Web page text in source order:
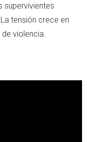
supervivientes
tensión crece en
violencia.